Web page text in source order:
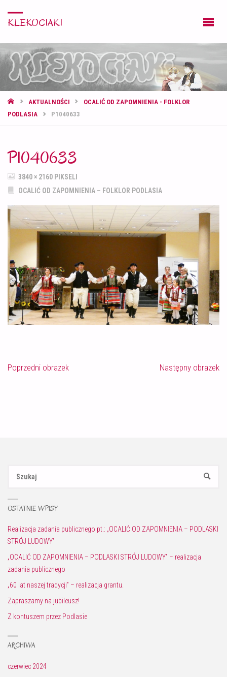
KLEKOCIAKI
STRONA
GŁÓWNA
AKTUALNOŚCI
OCALIĆ OD ZAPOMNIENIA - FOLKLOR
PODLASIA
P1040633
P1040633
PEŁNY
ROZMIAR
3840 × 2160 PIKSELI
OCALIĆ OD ZAPOMNIENIA – FOLKLOR PODLASIA
Poprzedni obrazek Następny obrazek
SZUKAJ
OSTATNIE WPISY
Realizacja zadania publicznego pt.: „OCALIĆ OD ZAPOMNIENIA – PODLASKI
STRÓJ LUDOWY”
„OCALIĆ OD ZAPOMNIENIA – PODLASKI STRÓJ LUDOWY” – realizacja
zadania publicznego
„60 lat naszej tradycji” – realizacja grantu.
Zapraszamy na jubileusz!
Z kontuszem przez Podlasie
ARCHIWA
czerwiec 2024